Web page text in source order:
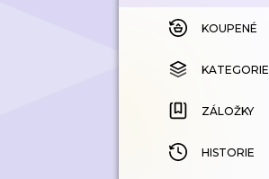
KOUPENÉ
KATEGORIE
ZÁLOŽKY
HISTORIE